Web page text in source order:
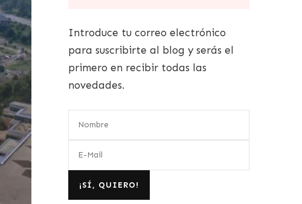
Introduce tu correo electrónico
para suscribirte al blog y serás el
primero en recibir todas las
novedades.